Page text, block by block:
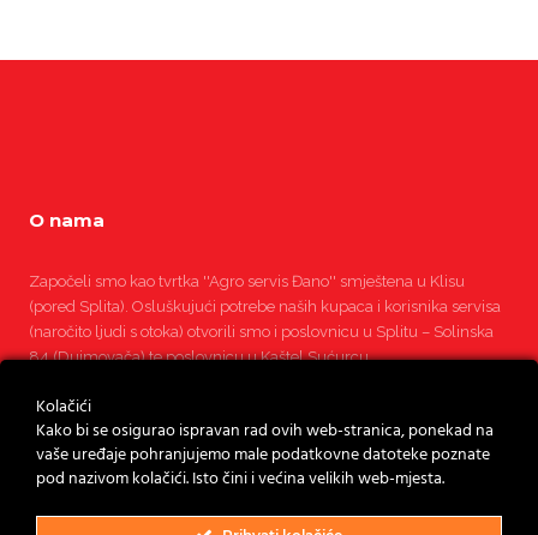
O nama
Započeli smo kao tvrtka ''Agro servis Đano'' smještena u Klisu
(pored Splita). Osluškujući potrebe naših kupaca i korisnika servisa
(naročito ljudi s otoka) otvorili smo i poslovnicu u Splitu – Solinska
84 (Dujmovača) te poslovnicu u Kaštel Sućurcu.
Pročitajte više
Kolačići
Kako bi se osigurao ispravan rad ovih web-stranica, ponekad na
vaše uređaje pohranjujemo male podatkovne datoteke poznate
pod nazivom kolačići. Isto čini i većina velikih web-mjesta.